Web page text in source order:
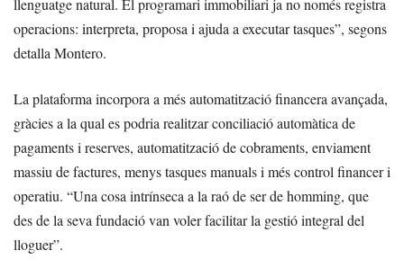
llenguatge natural. El programari immobiliari ja no només registra
operacions: interpreta, proposa i ajuda a executar tasques”, segons
detalla Montero.
La plataforma incorpora a més automatització financera avançada,
gràcies a la qual es podria realitzar conciliació automàtica de
pagaments i reserves, automatització de cobraments, enviament
massiu de factures, menys tasques manuals i més control financer i
operatiu. “Una cosa intrínseca a la raó de ser de homming, que
des de la seva fundació van voler facilitar la gestió integral del
lloguer”.